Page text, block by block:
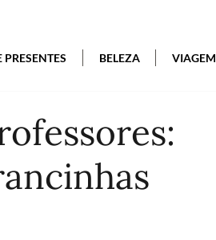
PRESENTES BELEZA VIAGEM